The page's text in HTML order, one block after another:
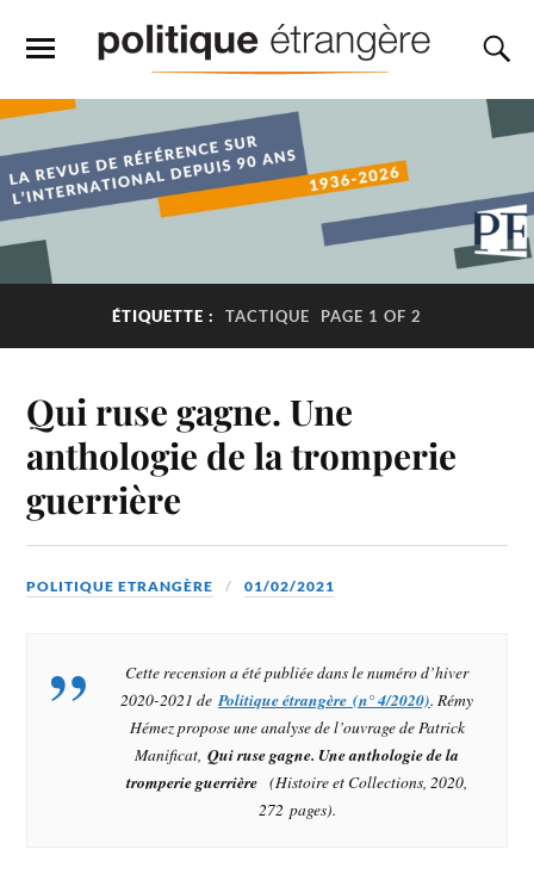
ÉTIQUETTE : TACTIQUE PAGE 1 OF 2
Qui ruse gagne. Une
anthologie de la tromperie
guerrière
POLITIQUE ETRANGÈRE 01/02/2021
Cette recension a été publiée dans le numéro d’hiver
2020-2021 dePolitique étrangère (n° 4/2020). Rémy
Hémez propose une analyse de l’ouvrage de Patrick
Manificat, Qui ruse gagne. Une anthologie de la
tromperie guerrière (Histoire et Collections, 2020,
272 pages).